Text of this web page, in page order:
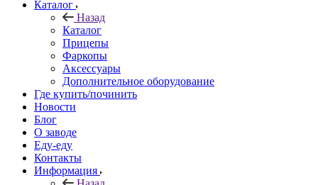
Каталог
Назад
Каталог
Прицепы
Фаркопы
Аксессуары
Дополнительное оборудование
Где купить/починить
Новости
Блог
О заводе
Еду-еду
Контакты
Информация